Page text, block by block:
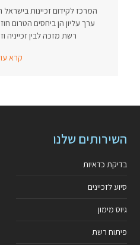
המרכז לקידום זכיינות בישראל
ערך עליון הן ביחסים הטרום
רשת מזכה לבין זכייניה
קרא
השירותים שלנו
בדיקת כדאיות
סיוע לזכיינים
גיוס מימון
פיתוח רשת